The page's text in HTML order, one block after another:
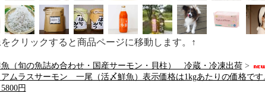
をクリックすると商品ページに移動します。↑
（旬の魚詰め合わせ・国産サーモン・貝柱） 冷蔵・冷凍出荷>
アムラスサーモン 一尾（活〆鮮魚）表示価格は1kgあたりの価格で
円